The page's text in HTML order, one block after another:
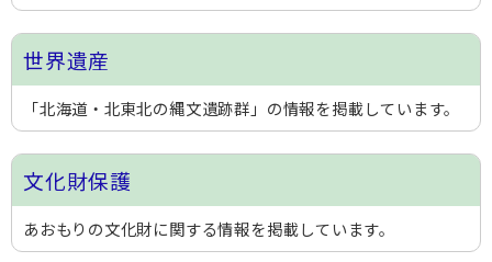
世界遺産
「北海道・北東北の縄文遺跡群」の情報を掲載しています。
文化財保護
あおもりの文化財に関する情報を掲載しています。